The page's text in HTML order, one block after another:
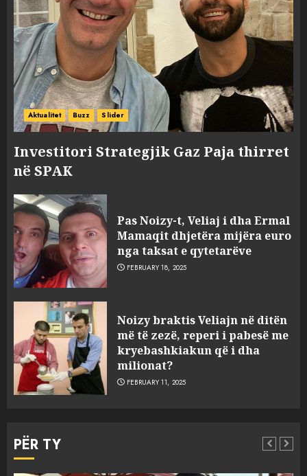
Aktualitet Buzz Slider
Investitori Strategjik Gaz Paja thirret
në SPAK
Pas Noizy-t, Veliaj i dha Ermal
Mamaqit dhjetëra mijëra euro
nga taksat e qytetarëve
FEBRUARY 18, 2025
Noizy braktis Veliajn në ditën
më të zezë, reperi i pabesë me
kryebashkiakun që i dha
milionat?
FEBRUARY 11, 2025
PËR TY
3
sulmuan “One Albania”,
ngjarja u fsheh. A u vodhën
serverat?
MARCH 25, 2025